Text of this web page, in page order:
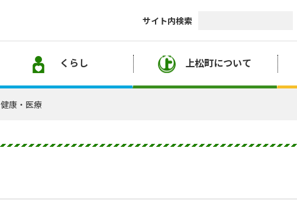
サイト内検索
くらし 上松町について
健康・医療